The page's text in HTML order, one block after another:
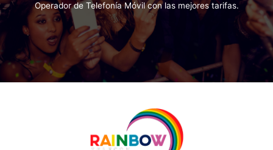
Operador de Telefonía Móvil con las mejores tarifas.